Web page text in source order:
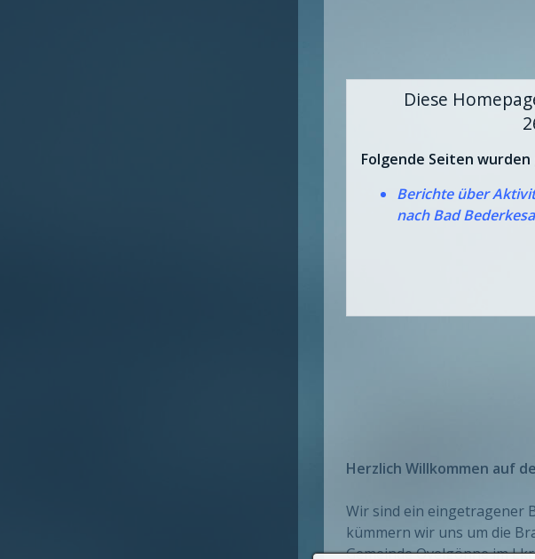
Diese
Folgende Seiten
Berichte über
nach Bad Bederkesa
Herzlich Willkommen auf
Wir sind ein eingetragener
kümmern wir uns um die
Gemeinde Ovelgönne im